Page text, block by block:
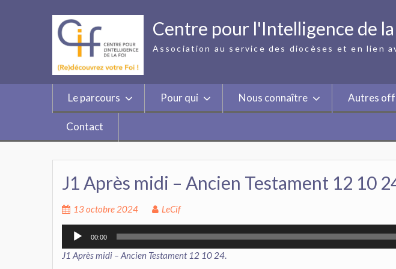
Centre pour l'Intelligence de
Association au service des diocèses et en lien
Le parcours Pour qui Nous connaître Autres
Contact
J1 Après midi – Ancien Testament 12 10
13 octobre 2024
LeCif
Lecteur
audio
00:00
J1 Après midi – Ancien Testament 12 10 24.